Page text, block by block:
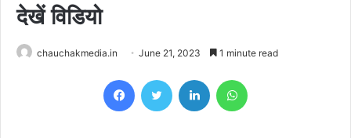
देखें विडियो
chauchakmedia.in June 21, 2023 1 minute read
FacebookTwitter LinkedIn